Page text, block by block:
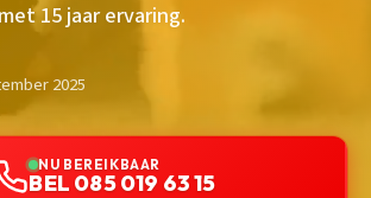
15 jaar ervaring.
2025
NU BEREIKBAAR
BEL 085 019 63 15